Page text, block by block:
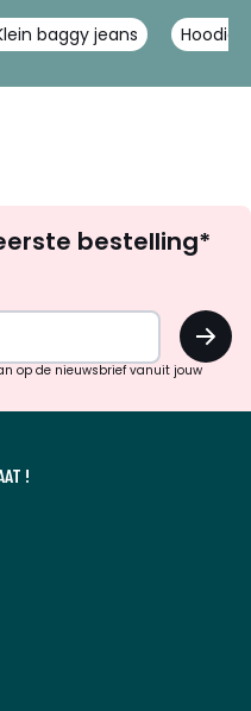
baggy jeans
bestelling*
OK
op de nieuwsbrief vanuit jouw
!